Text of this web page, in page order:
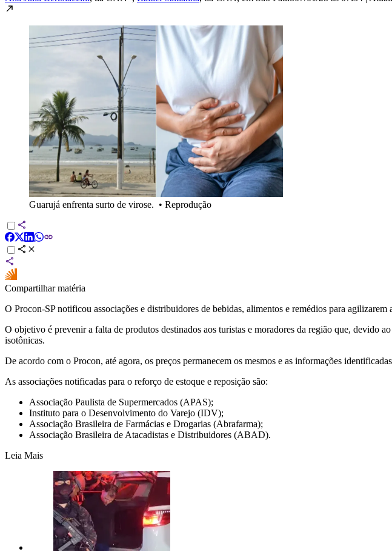
Guarujá enfrenta surto de virose. • Reprodução
Compartilhar matéria
O Procon-SP notificou associações e distribuidores de bebidas, alimentos e remédios para
O objetivo é prevenir a falta de produtos destinados aos turistas e moradores da região que, devido
isotônicas.
De acordo com o Procon, até agora, os preços permanecem os mesmos e as informações
As associações notificadas para o reforço de estoque e reposição são:
Associação Paulista de Supermercados (APAS);
Instituto para o Desenvolvimento do Varejo (IDV);
Associação Brasileira de Farmácias e Drogarias (Abrafarma);
Associação Brasileira de Atacadistas e Distribuidores (ABAD).
Leia Mais